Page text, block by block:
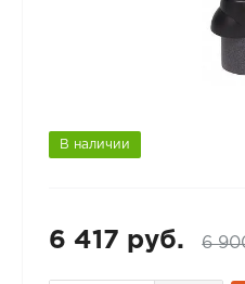
В наличии
6 417 руб. 6